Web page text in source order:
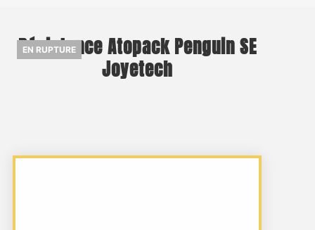
Résistance Atopack Penguin SE
Joyetech
EN RUPTURE